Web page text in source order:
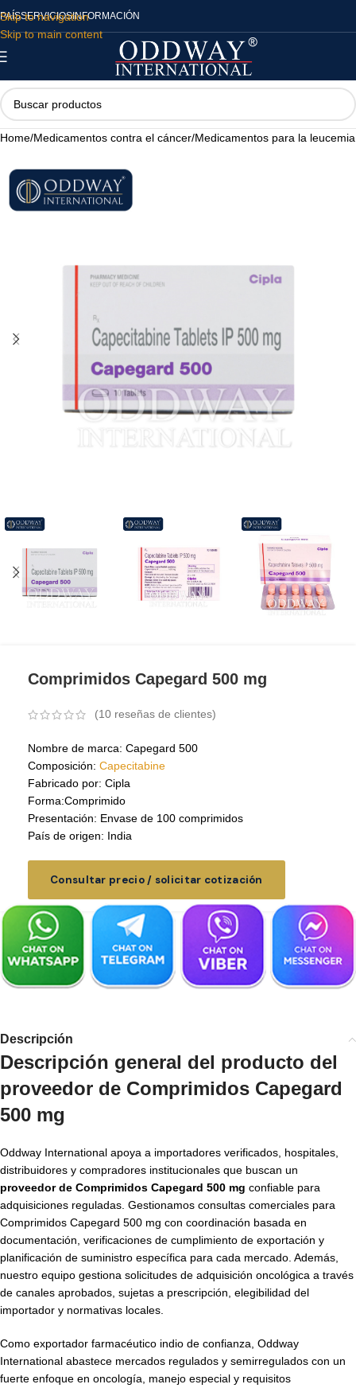
Skip to navigation
Skip to main content
PAÍSSERVICIOSINFORMACIÓN
Home/Medicamentos contra el cáncer/Medicamentos para la leucemia
Comprimidos Capegard 500 mg
(10 reseñas de clientes)
Nombre de marca: Capegard 500
Composición: Capecitabine
Fabricado por: Cipla
Forma:Comprimido
Presentación: Envase de 100 comprimidos
País de origen: India
Consultar precio / solicitar cotización
Descripción
Descripción general del producto del
proveedor de Comprimidos Capegard
500 mg
Oddway International apoya a importadores verificados, hospitales,
distribuidores y compradores institucionales que buscan un
proveedor de Comprimidos Capegard 500 mg confiable para
adquisiciones reguladas. Gestionamos consultas comerciales para
Comprimidos Capegard 500 mg con coordinación basada en
documentación, verificaciones de cumplimiento de exportación y
planificación de suministro específica para cada mercado. Además,
nuestro equipo gestiona solicitudes de adquisición oncológica a través
de canales aprobados, sujetas a prescripción, elegibilidad del
importador y normativas locales.
Como exportador farmacéutico indio de confianza, Oddway
International abastece mercados regulados y semirregulados con un
fuerte enfoque en oncología, manejo especial y requisitos